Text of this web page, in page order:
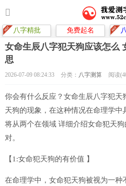
八字精批 免费起名
女命生辰八字犯天狗应该怎么
思
2026-07-09 08:24:33 分类： 八字测算 阅读
你会有什么反应？女命生辰八字犯天
天狗的现象，在这种情况在命理学中
将从两个在领域 详细介绍女命犯天
对。
【1:女命犯天狗的有价值 】
在命理学中，女命犯天狗被视为一种